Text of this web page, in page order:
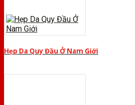
Hẹp Da Quy Đầu Ở Nam Giới